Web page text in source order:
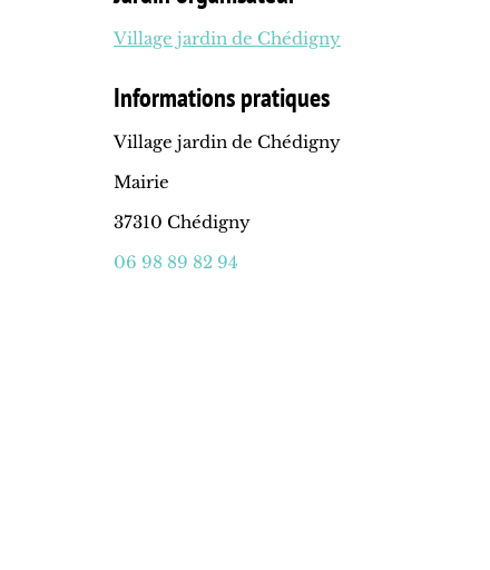
Village jardin de Chédigny
Informations pratiques
Village jardin de Chédigny
Mairie
37310 Chédigny
06 98 89 82 94